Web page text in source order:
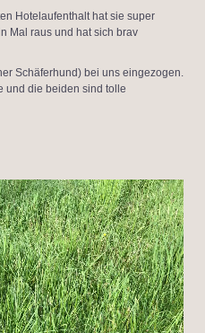
Hotelaufenthalt hat sie super
Mal raus und hat sich brav
Schäferhund) bei uns eingezogen.
und die beiden sind tolle